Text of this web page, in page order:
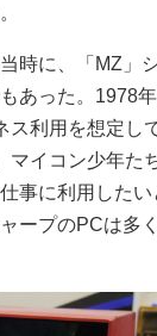
時に、「MZ」
あった。1978
ス利用を想定し
マイコン少年た
事に利用した
ープのPCは多